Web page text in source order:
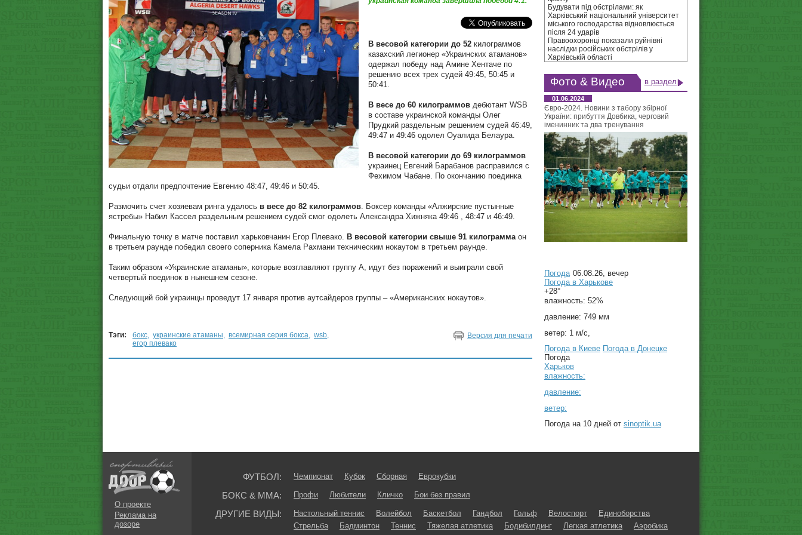
В весовой категории до 52 килограммов
казахский легионер «Украинских атаманов»
одержал победу над Амине Хентаче по
решению всех трех судей 49:45, 50:45 и
50:41.
В весе до 60 килограммов дебютант WSB
в составе украинской команды Олег
Прудкий раздельным решением судей 46:49,
49:47 и 49:46 одолел Оуалида Белаура.
В весовой категории до 69 килограммов
украинец Евгений Барабанов расправился с
Фехимом Чабане. По окончанию поединка
судьи отдали предпочтение Евгению 48:47, 49:46 и 50:45.
Размочить счет хозяевам ринга удалось в весе до 82 килограммов. Боксер команды «Алжирские пустынные
ястребы» Набил Кассел раздельным решением судей смог одолеть Александра Хижняка 49:46 , 48:47 и 46:49.
Финальную точку в матче поставил харьковчанин Егор Плевако. В весовой категории свыше 91 килограммаон
в третьем раунде победил своего соперника Камела Рахмани техническим нокаутом в третьем раунде.
Таким образом «Украинские атаманы», которые возглавляют группу А, идут без поражений и выиграли свой
четвертый поединок в нынешнем сезоне.
Следующий бой украинцы проведут 17 января против аутсайдеров группы – «Американских нокаутов».
Тэги: бокс, украинские атаманы, всемирная серия бокса, wsb,
егор плевако
Версия для печати
Будувати під обстрілами: як
Харківський національний університет
міського господарства відновлюється
після 24 ударів
Правоохоронці показали руйнівні
наслідки російських обстрілів у
Харківській області
Фото & Видео в раздел
01.06.2024
Євро-2024. Новини з табору збірної
України: прибуття Довбика, черговий
іменинник та два тренування
Погода 06.08.26, вечер
Погода в Харькове
+28°
влажность: 52%
давление: 749 мм
ветер: 1 м/с,
Погода в Киеве Погода в Донецке
Погода
Харьков
влажность:
давление:
ветер:
Погода на 10 дней от sinoptik.ua
О проекте
Реклама на
дозоре
ФУТБОЛ: Чемпионат Кубок Сборная Еврокубки
БОКС & ММА: Профи Любители Кличко Бои без правил
ДРУГИЕ ВИДЫ: Настольный теннис Волейбол Баскетбол Гандбол Гольф Велоспорт
Единоборства
Стрельба
Бадминтон Теннис Тяжелая атлетика Бодибилдинг Легкая атлетика
Аэробика